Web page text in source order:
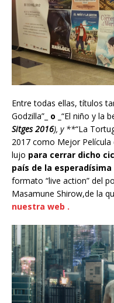
Entre todas ellas, títulos
Godzilla”_ o _ “El niño y la
Sitges 2016), y **“La
2017 como Mejor
lujo para cerrar dicho
país de la esperadísima
formato “live action” del
Masamune Shirow,de la
nuestra web .